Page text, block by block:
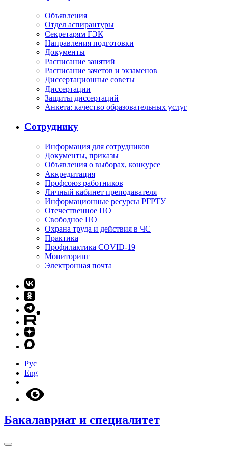
Объявления
Отдел аспирантуры
Секретарям ГЭК
Направления подготовки
Документы
Расписание занятий
Расписание зачетов и экзаменов
Диссертационные советы
Диссертации
Защиты диссертаций
Анкета: качество образовательных услуг
Сотруднику
Информация для сотрудников
Документы, приказы
Объявления о выборах, конкурсе
Аккредитация
Профсоюз работников
Личный кабинет преподавателя
Информационные ресурсы РГРТУ
Отечественное ПО
Свободное ПО
Охрана труда и действия в ЧС
Практика
Профилактика COVID-19
Мониторинг
Электронная почта
Рус
Eng
Бакалавриат и специалитет